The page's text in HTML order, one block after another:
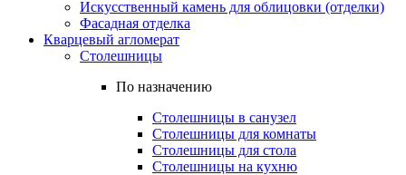
Искусственный камень для облицовки (отделки)
Фасадная отделка
Кварцевый агломерат
Столешницы
По назначению
Столешницы в санузел
Столешницы для комнаты
Столешницы для стола
Столешницы на кухню